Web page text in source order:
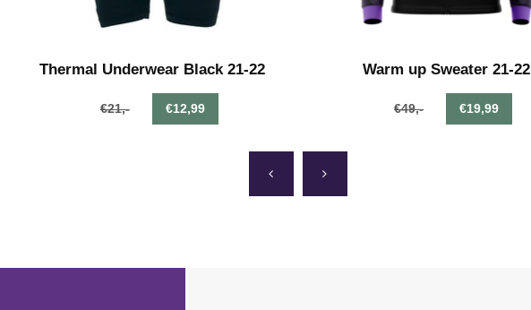
Thermal Underwear Black 21-22
€21,- €12,99
Warm up Sweater 21-22
€49,- €19,99